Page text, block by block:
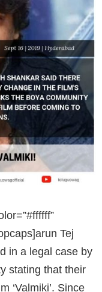
Tej
in a legal case by
stating that their
‘Valmiki’. Since